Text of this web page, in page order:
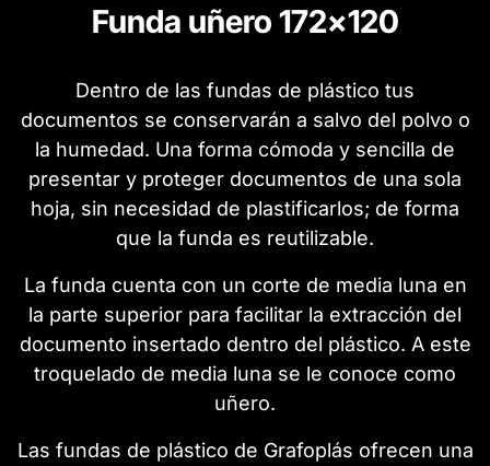
Funda uñero 172x120
Dentro de las fundas de plástico tus
documentos se conservarán a salvo del polvo o
la humedad. Una forma cómoda y sencilla de
presentar y proteger documentos de una sola
hoja, sin necesidad de plastificarlos; de forma
que la funda es reutilizable.
La funda cuenta con un corte de media luna en
la parte superior para facilitar la extracción del
documento insertado dentro del plástico. A este
troquelado de media luna se le conoce como
uñero.
Las fundas de plástico de Grafoplás ofrecen una